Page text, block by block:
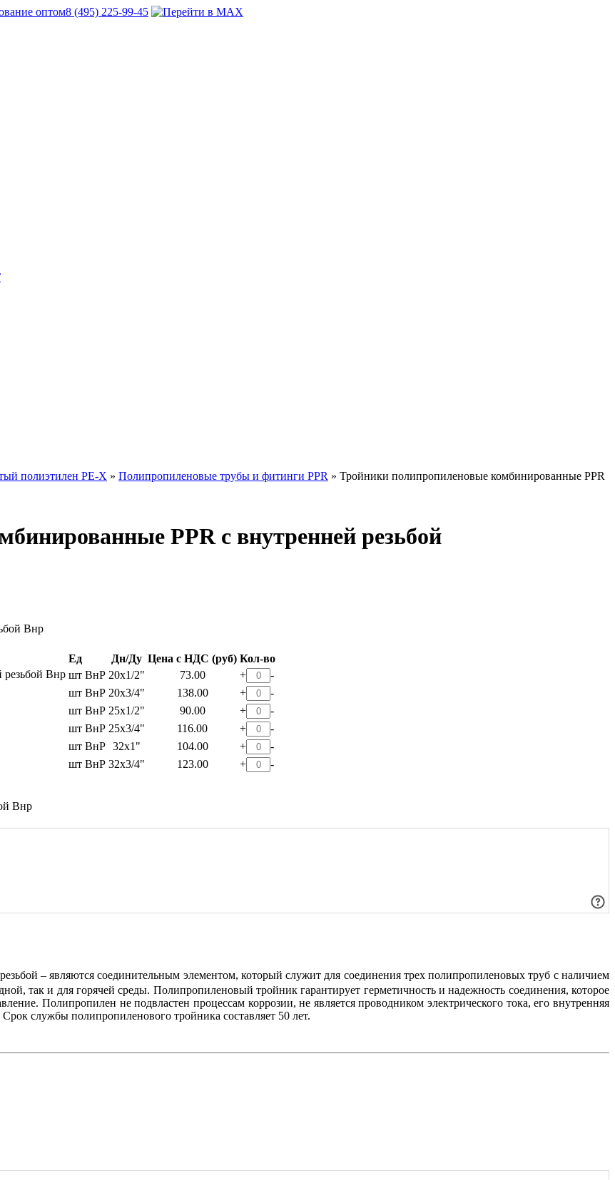
8 (495) 225-99-45
полиэтилен PE-X » Полипропиленовые трубы и фитинги PPR » Тройники полипропиленовые комбинированные PPR
PPR с внутренней резьбой
Ед Дн/Ду Цена с НДС (руб) Кол-во
Внр шт ВнР 20х1/2" 73.00 +
-
шт ВнР 20х3/4" 138.00 +
-
шт ВнР 25х1/2" 90.00 +
-
шт ВнР 25х3/4" 116.00 +
-
шт ВнР 32х1" 104.00 +
-
шт ВнР 32х3/4" 123.00 + -
Внр
– являются соединительным элементом, который служит для соединения трех полипропиленовых труб с наличием
так и для горячей среды. Полипропиленовый тройник гарантирует герметичность и надежность соединения, которое
Полипропилен не подвластен процессам коррозии, не является проводником электрического тока, его внутренняя
службы полипропиленового тройника составляет 50 лет.